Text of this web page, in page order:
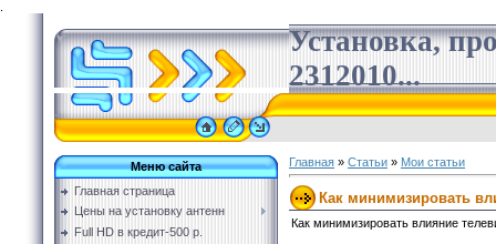
Установка,
2312010...
Меню сайта
Главная страница
Цены на установку антенн
Full HD в кредит-500 р.
Главная » Статьи » Мои статьи
Как минимизировать
Как минимизировать влияние